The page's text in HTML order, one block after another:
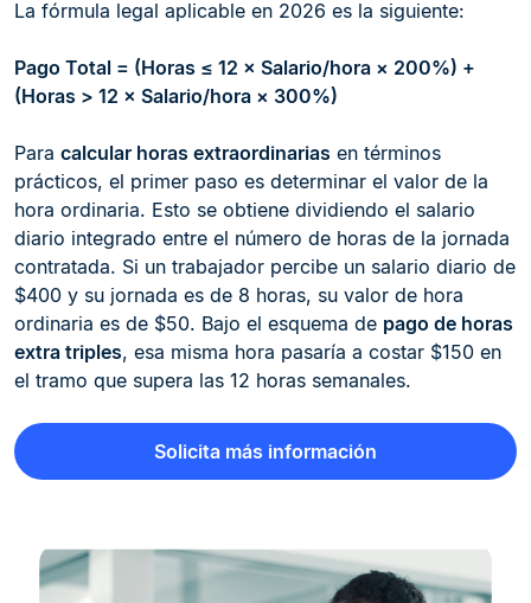
La fórmula legal aplicable en 2026 es la siguiente:
Pago Total = (Horas ≤ 12 × Salario/hora × 200%) +
(Horas > 12 × Salario/hora × 300%)
Para calcular horas extraordinarias en términos
prácticos, el primer paso es determinar el valor de la
hora ordinaria. Esto se obtiene dividiendo el salario
diario integrado entre el número de horas de la jornada
contratada. Si un trabajador percibe un salario diario de
$400 y su jornada es de 8 horas, su valor de hora
ordinaria es de $50. Bajo el esquema de pago de horas
extra triples, esa misma hora pasaría a costar $150 en
el tramo que supera las 12 horas semanales.
Solicita más información